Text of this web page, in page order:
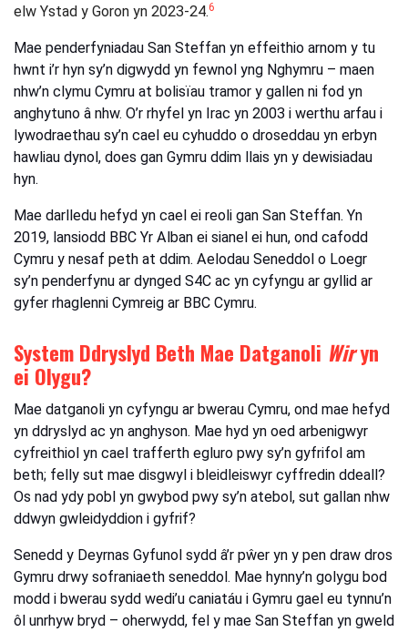
elw Ystad y Goron yn 2023-24.6
Mae penderfyniadau San Steffan yn effeithio arnom y tu
hwnt i’r hyn sy’n digwydd yn fewnol yng Nghymru – maen
nhw’n clymu Cymru at bolisïau tramor y gallen ni fod yn
anghytuno â nhw. O’r rhyfel yn Irac yn 2003 i werthu arfau i
lywodraethau sy’n cael eu cyhuddo o droseddau yn erbyn
hawliau dynol, does gan Gymru ddim llais yn y dewisiadau
hyn.
Mae darlledu hefyd yn cael ei reoli gan San Steffan. Yn
2019, lansiodd BBC Yr Alban ei sianel ei hun, ond cafodd
Cymru y nesaf peth at ddim. Aelodau Seneddol o Loegr
sy’n penderfynu ar dynged S4C ac yn cyfyngu ar gyllid ar
gyfer rhaglenni Cymreig ar BBC Cymru.
System Ddryslyd Beth Mae Datganoli Wiryn
ei Olygu?
Mae datganoli yn cyfyngu ar bwerau Cymru, ond mae hefyd
yn ddryslyd ac yn anghyson. Mae hyd yn oed arbenigwyr
cyfreithiol yn cael trafferth egluro pwy sy’n gyfrifol am
beth; felly sut mae disgwyl i bleidleiswyr cyffredin ddeall?
Os nad ydy pobl yn gwybod pwy sy’n atebol, sut gallan nhw
ddwyn gwleidyddion i gyfrif?
Senedd y Deyrnas Gyfunol sydd â’r pŵer yn y pen draw dros
Gymru drwy sofraniaeth seneddol. Mae hynny’n golygu bod
modd i bwerau sydd wedi’u caniatáu i Gymru gael eu tynnu’n
ôl unrhyw bryd – oherwydd, fel y mae San Steffan yn gweld